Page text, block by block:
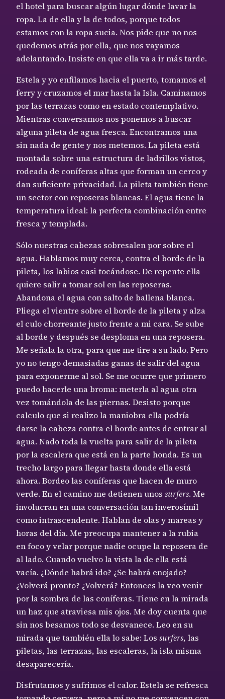
el hotel para buscar algún lugar dónde lavar la
ropa. La de ella y la de todos, porque todos
estamos con la ropa sucia. Nos pide que no nos
quedemos atrás por ella, que nos vayamos
adelantando. Insiste en que ella va a ir más tarde.
Estela y yo enfilamos hacia el puerto, tomamos el
ferry y cruzamos el mar hasta la Isla. Caminamos
por las terrazas como en estado contemplativo.
Mientras conversamos nos ponemos a buscar
alguna pileta de agua fresca. Encontramos una
sin nada de gente y nos metemos. La pileta está
montada sobre una estructura de ladrillos vistos,
rodeada de coníferas altas que forman un cerco y
dan suficiente privacidad. La pileta también tiene
un sector con reposeras blancas. El agua tiene la
temperatura ideal: la perfecta combinación entre
fresca y templada.
Sólo nuestras cabezas sobresalen por sobre el
agua. Hablamos muy cerca, contra el borde de la
pileta, los labios casi tocándose. De repente ella
quiere salir a tomar sol en las reposeras.
Abandona el agua con salto de ballena blanca.
Pliega el vientre sobre el borde de la pileta y alza
el culo chorreante justo frente a mi cara. Se sube
al borde y después se desploma en una reposera.
Me señala la otra, para que me tire a su lado. Pero
yo no tengo demasiadas ganas de salir del agua
para exponerme al sol. Se me ocurre que primero
puedo hacerle una broma: meterla al agua otra
vez tomándola de las piernas. Desisto porque
calculo que si realizo la maniobra ella podría
darse la cabeza contra el borde antes de entrar al
agua. Nado toda la vuelta para salir de la pileta
por la escalera que está en la parte honda. Es un
trecho largo para llegar hasta donde ella está
ahora. Bordeo las coníferas que hacen de muro
verde. En el camino me detienen unos surfers. Me
involucran en una conversación tan inverosímil
como intrascendente. Hablan de olas y mareas y
horas del día. Me preocupa mantener a la rubia
en foco y velar porque nadie ocupe la reposera de
al lado. Cuando vuelvo la vista la de ella está
vacía. ¿Dónde habrá ido? ¿Se habrá enojado?
¿Volverá pronto? ¿Volverá? Entonces la veo venir
por la sombra de las coníferas. Tiene en la mirada
un haz que atraviesa mis ojos. Me doy cuenta que
sin nos besamos todo se desvanece. Leo en su
mirada que también ella lo sabe: Los surfers, las
piletas, las terrazas, las escaleras, la isla misma
desaparecería.
Disfrutamos y sufrimos el calor. Estela se refresca